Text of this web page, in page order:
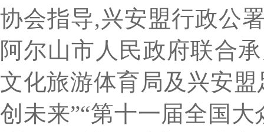
协会指导,兴安盟行政公
阿尔山市人民政府联合
文化旅游体育局及兴安
创未来”“第十一届全国